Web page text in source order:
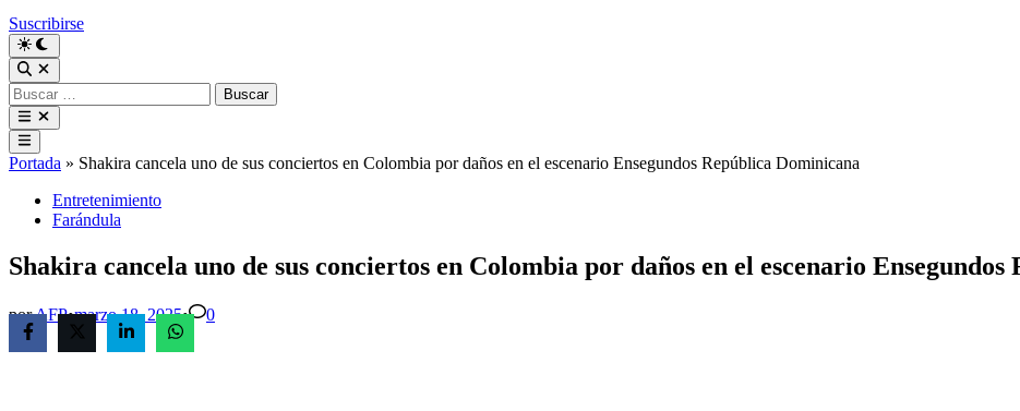
Suscribirse
Buscar:
Menú
principal
Portada » Shakira cancela uno de sus conciertos en Colombia por daños en el escenario Ensegundos República Dominicana
PublicadoEntretenimiento
Farándula
Shakira cancela uno de sus conciertos en Colombia por daños en el escenario
porAFP•marzo 18, 2025• 0